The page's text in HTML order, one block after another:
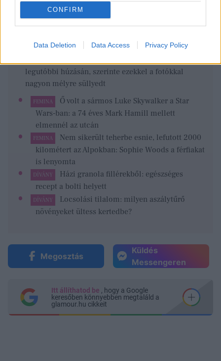
CONFIRM
Data Deletion Data Access Privacy Policy
Napi horoszkóp: A Vízöntőre flört vár, a Rák bízzon a
képességeiben augusztus 9-én
osztott meg Kim Kardashianról Lewis Hamilton
legutóbbi húzásán, szerinte ezekkel a fotókkal
nagyon mélyre süllyedt
FEMINA
Ő volt a sármos Luke Skywalker a Star
Wars-ban: a 74 éves Mark Hamill mellett
elmennél az utcán
FEMINA
Nem sikerült teherbe esnie, lefutott 2000
kilométert az Alpokban: Sophie Woods a férfiakat
is lenyomta
DÍVÁNY
Házi granola fillérekből: egészséges
recept a bolti helyett
DÍVÁNY
Locsolási tilalom: milyen aszálytűrő
növényeket ültess kertedbe?
Megosztás
Küldés
Messengeren
Itt állíthatod be , hogy a Google
keresőben könnyebben megtaláld a
glamour.hu cikkeit